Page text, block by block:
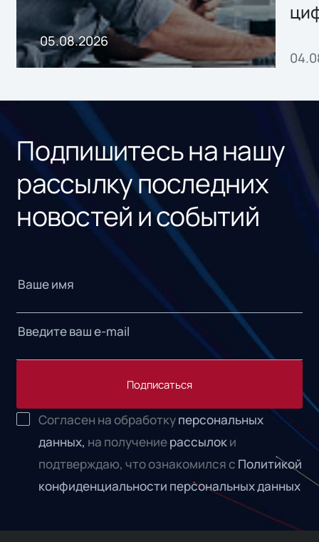
05.08.2026
Подпишитесь на нашу
рассылку последних
новостей и событий
Подписаться
Согласен на обработкуперсональных
данных, на получениерассылоки
подтверждаю, что ознакомился с Политикой
конфиденциальности персональных данных